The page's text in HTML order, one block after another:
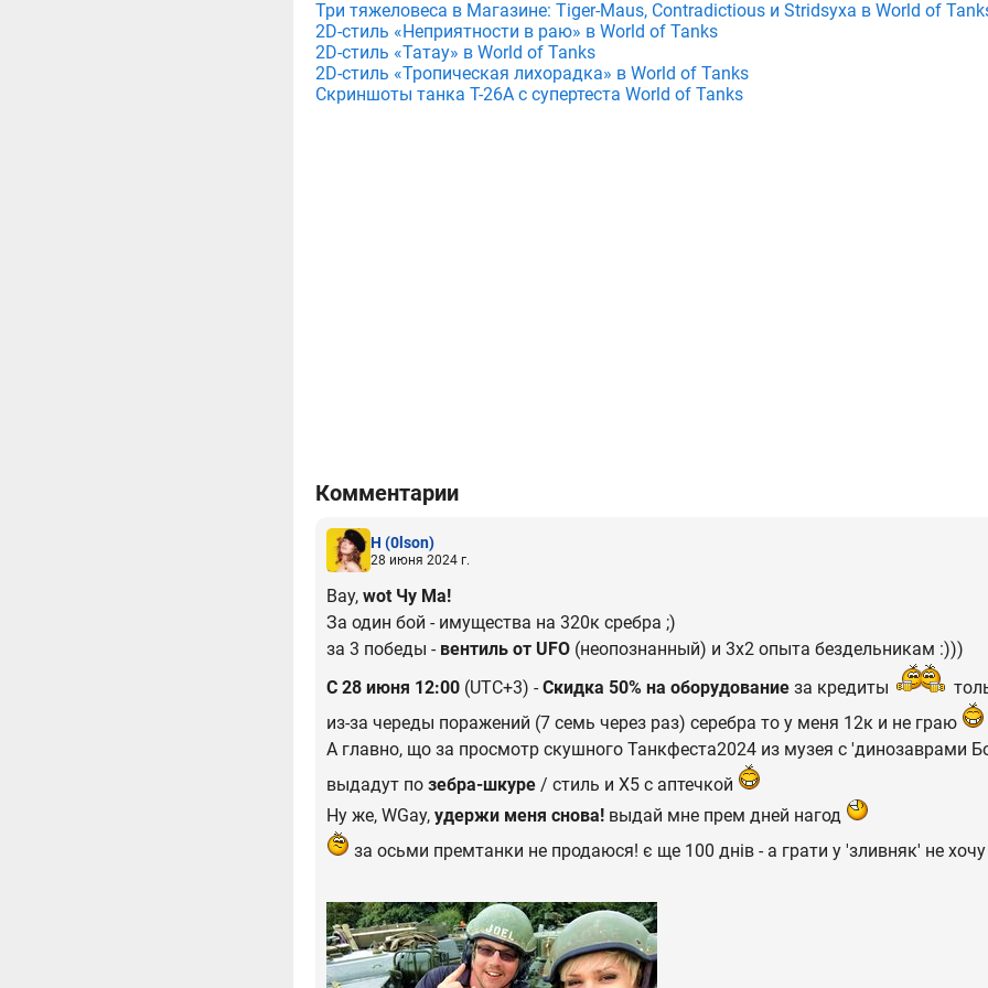
Три тяжеловеса в Магазине: Tiger-Maus, Contradictious и Stridsyxa в World of
2D-стиль «Неприятности в раю» в World of Tanks
2D-стиль «Татау» в World of Tanks
2D-стиль «Тропическая лихорадка» в World of Tanks
Скриншоты танка T-26A с супертеста World of Tanks
Комментарии
H (0lson)
28 июня 2024 г.
Вау, wot Чу Ма!
За один бой - имущества на 320к сребра ;)
за 3 победы - вентиль от UFO (неопознанный) и 3х2 опыта бездельникам :)))
C 28 июня 12:00 (UTC+3) -Скидка 50% на оборудование за кредиты
из-за череды поражений (7 семь через раз) серебра то у меня 12к и не граю
А главно, що за просмотр скушного Танкфеста2024 из музея с 'динозаврами
выдадут по зебра-шкуре / стиль и Х5 с аптечкой
Ну же, WGay, удержи меня снова! выдай мне прем дней нагод
за осьми премтанки не продаюся! є ще 100 днів - а грати у 'зливняк' не хочу